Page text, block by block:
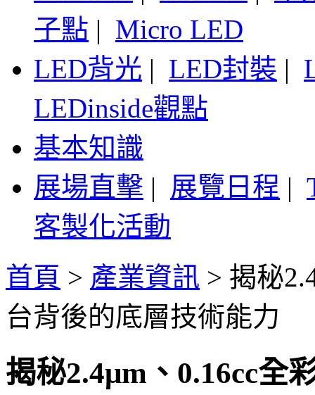
子點 | Micro LED
LED背光 | LED封裝 |
LEDinside觀點
基本知識
展場直擊 | 展覽日程 |
客製化活動
首頁 > 產業資訊 > 揭秘
台背後的底層技術能力
揭秘2.4μm、0.16cc全